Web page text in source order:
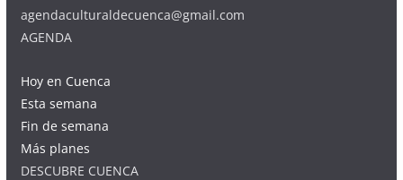
agendaculturaldecuenca@gmail.com
AGENDA
Hoy en Cuenca
Esta semana
Fin de semana
Más planes
DESCUBRE CUENCA